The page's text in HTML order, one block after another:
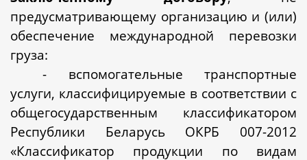
предусматривающему организацию и (или)
обеспечение международной перевозки
груза:
- вспомогательные транспортные
услуги, классифицируемые в соответствии с
общегосударственным классификатором
Республики Беларусь ОКРБ 007-2012
«Классификатор продукции по видам